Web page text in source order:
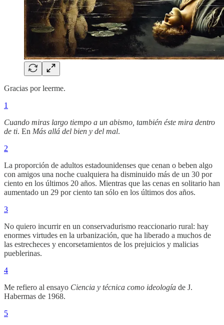
Gracias por leerme.
1
Cuando miras largo tiempo a un abismo, también éste mira dentro
de ti. En Más allá del bien y del mal.
2
La proporción de adultos estadounidenses que cenan o beben algo
con amigos una noche cualquiera ha disminuido más de un 30 por
ciento en los últimos 20 años. Mientras que las cenas en solitario han
aumentado un 29 por ciento tan sólo en los últimos dos años.
3
No quiero incurrir en un conservadurismo reaccionario rural: hay
enormes virtudes en la urbanización, que ha liberado a muchos de
las estrecheces y encorsetamientos de los prejuicios y malicias
pueblerinas.
4
Me refiero al ensayo Ciencia y técnica como ideología de J.
Habermas de 1968.
5